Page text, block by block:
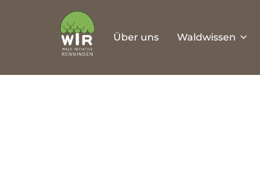
Über uns Waldwissen